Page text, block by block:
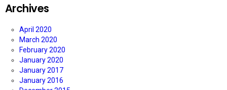
Archives
April 2020
March 2020
February 2020
January 2020
January 2017
January 2016